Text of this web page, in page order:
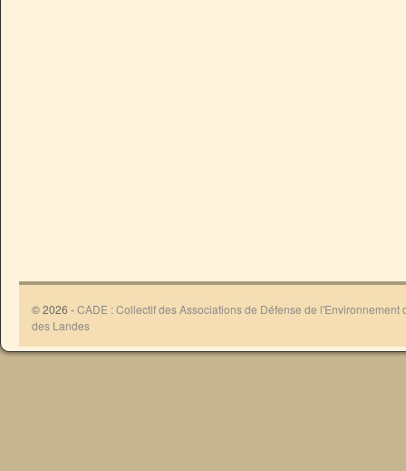
© 2026 -CADE : Collectif des Associations de Défense de l'Environnement
des Landes